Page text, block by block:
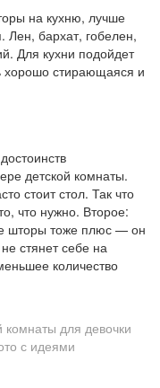
на кухню, лучше
Лен, бархат, гобелен,
Для кухни подойдет
хорошо стирающаяся и
детской комнаты.
стоит стол. Так что
что нужно. Второе:
шторы тоже плюс — он
стянет себе на
количество
комнаты для девочки